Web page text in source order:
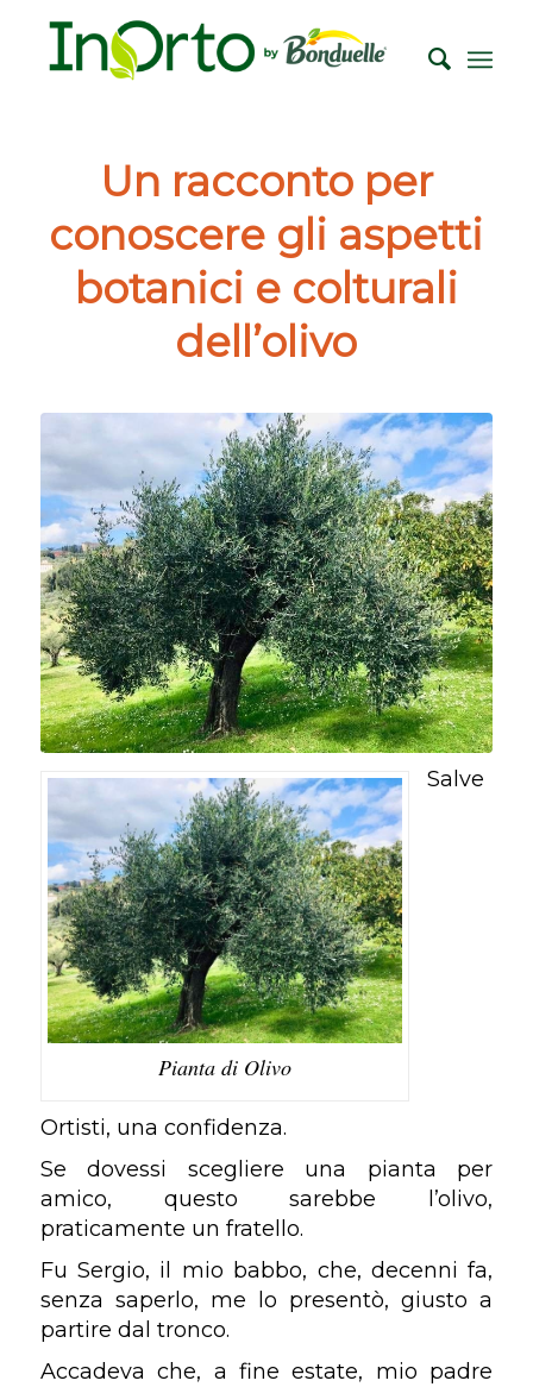
Un racconto per
conoscere gli aspetti
botanici e colturali
dell’olivo
Pianta di Olivo
Salve
Ortisti, una confidenza.
Se dovessi scegliere una pianta per
amico, questo sarebbe l’olivo,
praticamente un fratello.
Fu Sergio, il mio babbo, che, decenni fa,
senza saperlo, me lo presentò, giusto a
partire dal tronco.
Accadeva che, a fine estate, mio padre